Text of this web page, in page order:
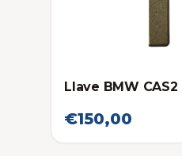
Llave BMW CAS2
€150,00